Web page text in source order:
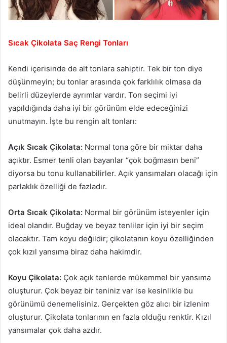
Sıcak Çikolata Saç Rengi Tonları
Kendi içerisinde de alt tonlara sahiptir. Tek bir ton diye
düşünmeyin; bu tonlar arasında çok farklılık olmasa da
belirli düzeylerde ayrımlar vardır. Ton seçimi iyi
yapıldığında daha iyi bir görünüm elde edeceğinizi
unutmayın. İşte bu rengin alt tonları:
Açık Sıcak Çikolata: Normal tona göre bir miktar daha
açıktır. Esmer tenli olan bayanlar “çok boğmasın beni”
diyorsa bu tonu kullanabilirler. Açık yansımaları olacağı için
parlaklık özelliği de fazladır.
Orta Sıcak Çikolata: Normal bir görünüm isteyenler için
ideal olandır. Buğday ve beyaz tenliler için iyi bir seçim
olacaktır. Tam koyu değildir; çikolatanın koyu özelliğinden
çok kızıl yansıma biraz daha hakimdir.
Koyu Çikolata: Çok açık tenlerde mükemmel bir yansıma
oluşturur. Çok beyaz bir teniniz var ise kesinlikle bu
görünümü denemelisiniz. Gerçekten göz alıcı bir izlenim
oluşturur. Çikolata tonlarının en fazla olduğu renktir. Kızıl
yansımalar çok daha azdır.